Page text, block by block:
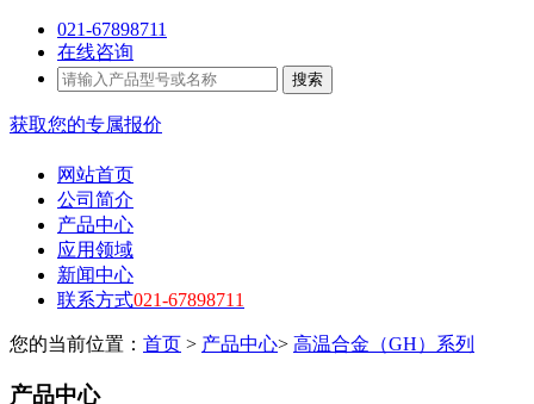
021-67898711
在线咨询
搜索
获取您的专属报价
网站首页
公司简介
产品中心
应用领域
新闻中心
联系方式021-67898711
您的当前位置： 首页 > 产品中心> 高温合金（GH）系列
产品中心